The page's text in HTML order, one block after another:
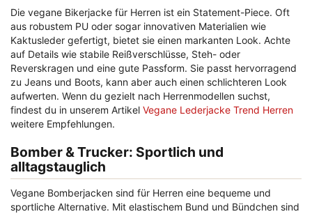
Die vegane Bikerjacke für Herren ist ein Statement-Piece. Oft
aus robustem PU oder sogar innovativen Materialien wie
Kaktusleder gefertigt, bietet sie einen markanten Look. Achte
auf Details wie stabile Reißverschlüsse, Steh- oder
Reverskragen und eine gute Passform. Sie passt hervorragend
zu Jeans und Boots, kann aber auch einen schlichteren Look
aufwerten. Wenn du gezielt nach Herrenmodellen suchst,
findest du in unserem Artikel Vegane Lederjacke Trend Herren
weitere Empfehlungen.
Bomber & Trucker: Sportlich und
alltagstauglich
Vegane Bomberjacken sind für Herren eine bequeme und
sportliche Alternative. Mit elastischem Bund und Bündchen sind